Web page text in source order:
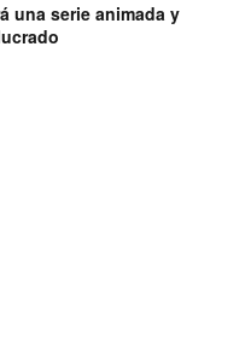
una serie animada y